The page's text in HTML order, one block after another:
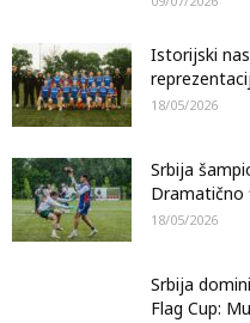
Istorijski
18/05/2026
Srbija
Dramatično
18/05/2026
Srbija
Flag Cup: